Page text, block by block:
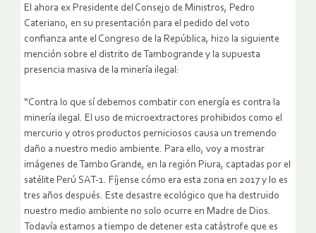
El ahora ex Presidente del Consejo de Ministros, Pedro
Cateriano, en su presentación para el pedido del voto
confianza ante el Congreso de la República, hizo la siguiente
mención sobre el distrito de Tambogrande y la supuesta
presencia masiva de la minería ilegal:
“Contra lo que sí debemos combatir con energía es contra la
minería ilegal. El uso de microextractores prohibidos como el
mercurio y otros productos perniciosos causa un tremendo
daño a nuestro medio ambiente. Para ello, voy a mostrar
imágenes de Tambo Grande, en la región Piura, captadas por el
satélite Perú SAT-1. Fíjense cómo era esta zona en 2017 y lo es
tres años después. Este desastre ecológico que ha destruido
nuestro medio ambiente no solo ocurre en Madre de Dios.
Todavía estamos a tiempo de detener esta catástrofe que es